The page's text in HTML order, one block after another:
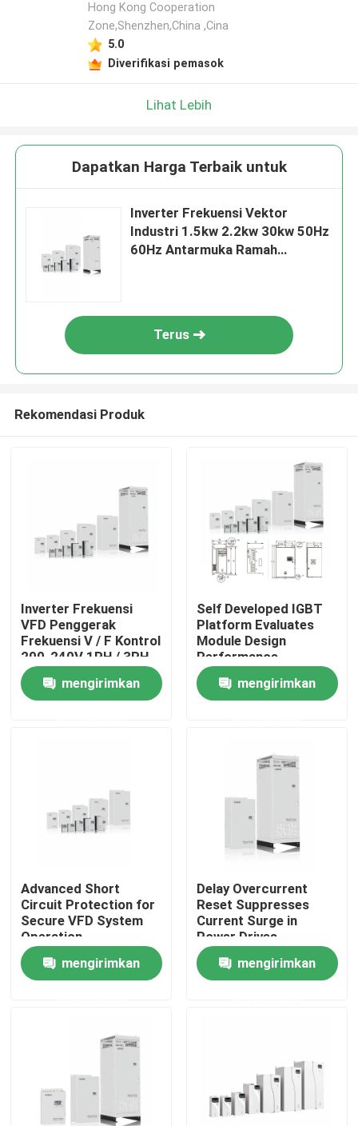
Rumah
Tentang kami
Kontrol Kualitas
Hubungi Kami
Penggerak Frekuensi Variabel VFD
Hong Kong Cooperation
Zone,Shenzhen,China ,Cina
5.0
Diverifikasi pemasok
Lihat Lebih
Dapatkan Harga Terbaik untuk
Inverter Frekuensi Vektor
Industri 1.5kw 2.2kw 30kw 50Hz
60Hz Antarmuka Ramah
Terus
Rekomendasi Produk
Inverter Frekuensi
VFD Penggerak
Frekuensi V / F Kontrol
200-240V 1PH / 3PH
Input Voltage Getaran
rendahmengirimkan
Self Developed IGBT
Platform Evaluates
Module Design
Performance
mengirimkan
Advanced Short
Circuit Protection for
Secure VFD System
Operation
mengirimkan
Delay Overcurrent
Reset Suppresses
Current Surge in
Power Drives
mengirimkan